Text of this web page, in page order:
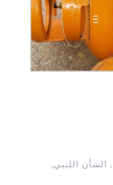
, الشأن الليبي,